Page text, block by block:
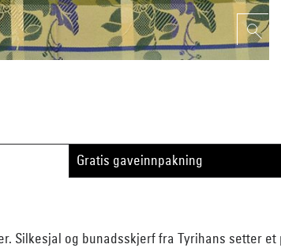
Gratis gaveinnpakning
Silkesjal og bunadsskjerf fra Tyrihans setter